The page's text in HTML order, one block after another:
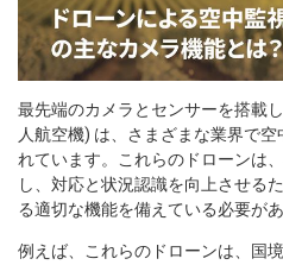
最先端のカメラとセンサーを搭載
人航空機) は、さまざまな業界で
れています。これらのドローンは
し、対応と状況認識を向上させる
る適切な機能を備えている必要があ
例えば、これらのドローンは、国